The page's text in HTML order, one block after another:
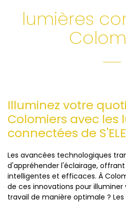
lumières
Illuminez votre
Colomiers avec les
connectées de
Les avancées technologiques
d'appréhender l'éclairage,
intelligentes et efficaces. À
de ces innovations pour
travail de manière optimale ?